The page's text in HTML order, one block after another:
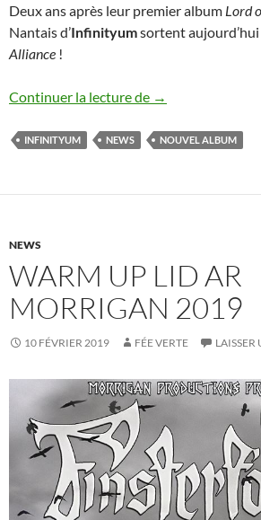
Deux ans après leur premier album Lord
Nantais d’Infinityumsortent
Alliance !
Continuer la lecture de Le nouvel
→
INFINITYUM NEWS NOUVEL ALBUM
NEWS
WARM UP LID AR
MORRIGAN 2019
10 FÉVRIER 2019 FÉE VERTE